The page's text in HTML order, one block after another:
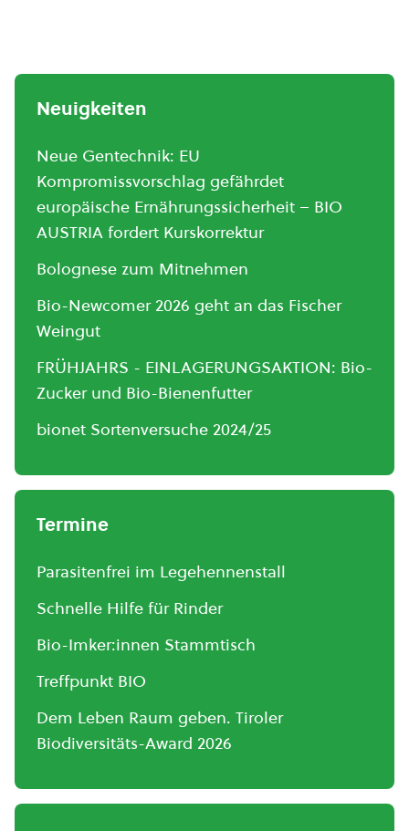
Neuigkeiten
Neue Gentechnik: EU
Kompromissvorschlag gefährdet
europäische Ernährungssicherheit – BIO
AUSTRIA fordert Kurskorrektur
Bolognese zum Mitnehmen
Bio-Newcomer 2026 geht an das Fischer
Weingut
FRÜHJAHRS - EINLAGERUNGSAKTION: Bio-
Zucker und Bio-Bienenfutter
bionet Sortenversuche 2024/25
Termine
Parasitenfrei im Legehennenstall
Schnelle Hilfe für Rinder
Bio-Imker:innen Stammtisch
Treffpunkt BIO
Dem Leben Raum geben. Tiroler
Biodiversitäts-Award 2026